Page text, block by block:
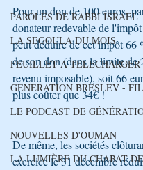
PAROLES DE RABBI ISRAEL
LA SEGOULA DU MOIS
FEUILLET A TELECHARGER
GENERATION BRESLEV -
LE PODCAST DE
NOUVELLES D'OUMAN
LA LUMIÈRE DU CHABAT
Pour un don de 100 euros,
donateur redevable de
peut déduire de cet impôt 66
de son don (dans la limite de
revenu imposable), soit 66
plus coûter que 34€ !
De même, les sociétés
exercice le 31 décembre